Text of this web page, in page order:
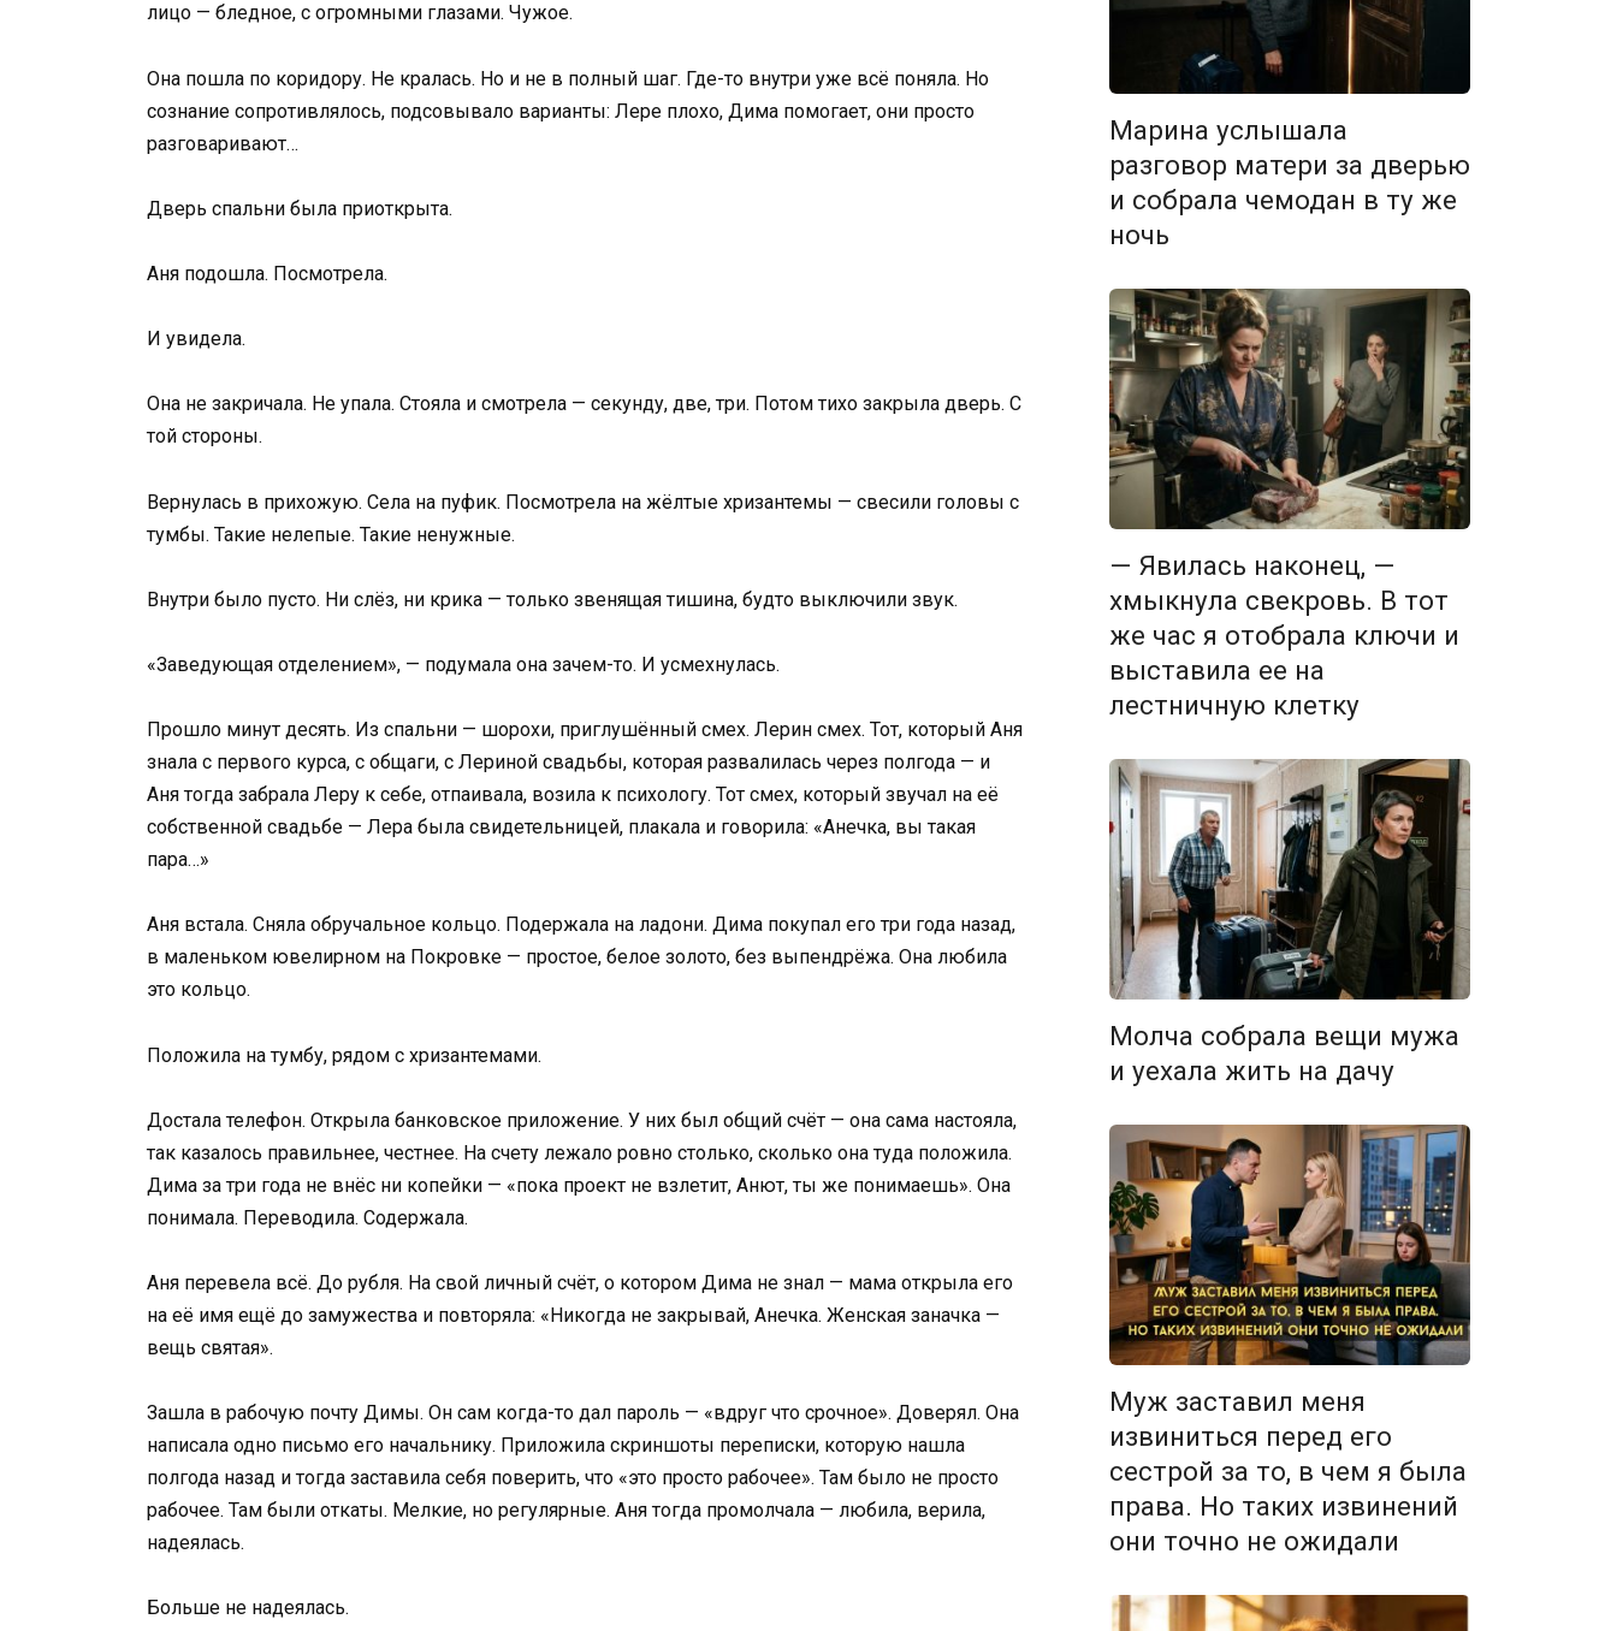
лицо — бледное, с огромными глазами. Чужое.
Она пошла по коридору. Не кралась. Но и не в полный шаг. Где-то внутри уже всё поняла. Но
сознание сопротивлялось, подсовывало варианты: Лере плохо, Дима помогает, они просто
разговаривают…
Дверь спальни была приоткрыта.
Аня подошла. Посмотрела.
И увидела.
Она не закричала. Не упала. Стояла и смотрела — секунду, две, три. Потом тихо закрыла дверь. С
той стороны.
Вернулась в прихожую. Села на пуфик. Посмотрела на жёлтые хризантемы — свесили головы с
тумбы. Такие нелепые. Такие ненужные.
Внутри было пусто. Ни слёз, ни крика — только звенящая тишина, будто выключили звук.
«Заведующая отделением», — подумала она зачем-то. И усмехнулась.
Прошло минут десять. Из спальни — шорохи, приглушённый смех. Лерин смех. Тот, который Аня
знала с первого курса, с общаги, с Лериной свадьбы, которая развалилась через полгода — и
Аня тогда забрала Леру к себе, отпаивала, возила к психологу. Тот смех, который звучал на её
собственной свадьбе — Лера была свидетельницей, плакала и говорила: «Анечка, вы такая
пара…»
Аня встала. Сняла обручальное кольцо. Подержала на ладони. Дима покупал его три года назад,
в маленьком ювелирном на Покровке — простое, белое золото, без выпендрёжа. Она любила
это кольцо.
Положила на тумбу, рядом с хризантемами.
Достала телефон. Открыла банковское приложение. У них был общий счёт — она сама настояла,
так казалось правильнее, честнее. На счету лежало ровно столько, сколько она туда положила.
Дима за три года не внёс ни копейки — «пока проект не взлетит, Анют, ты же понимаешь». Она
понимала. Переводила. Содержала.
Аня перевела всё. До рубля. На свой личный счёт, о котором Дима не знал — мама открыла его
на её имя ещё до замужества и повторяла: «Никогда не закрывай, Анечка. Женская заначка —
вещь святая».
Зашла в рабочую почту Димы. Он сам когда-то дал пароль — «вдруг что срочное». Доверял. Она
написала одно письмо его начальнику. Приложила скриншоты переписки, которую нашла
полгода назад и тогда заставила себя поверить, что «это просто рабочее». Там было не просто
рабочее. Там были откаты. Мелкие, но регулярные. Аня тогда промолчала — любила, верила,
надеялась.
Больше не надеялась.
Марина услышала
разговор матери за дверью
и собрала чемодан в ту же
ночь
— Явилась наконец, —
хмыкнула свекровь. В тот
же час я отобрала ключи и
выставила ее на
лестничную клетку
Молча собрала вещи мужа
и уехала жить на дачу
Муж заставил меня
извиниться перед его
сестрой за то, в чем я была
права. Но таких извинений
они точно не ожидали